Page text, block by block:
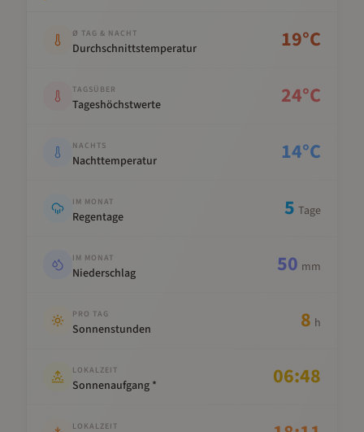
Ø TAG & NACHT
Durchschnittstemperatur 19°C
TAGSÜBER
Tageshöchstwerte 24°C
NACHTS
Nachttemperatur 14°C
IM MONAT
Regentage 5 Tage
IM MONAT
Niederschlag 50 mm
PRO TAG
Sonnenstunden 8 h
LOKALZEIT
Sonnenaufgang * 06:48
LOKALZEIT